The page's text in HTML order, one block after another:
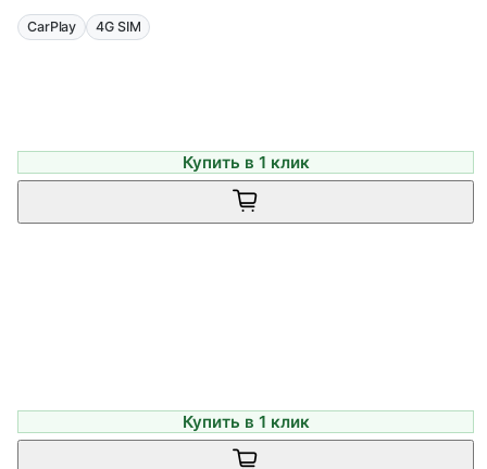
CarPlay 4G SIM
Купить в 1 клик
Купить в 1 клик